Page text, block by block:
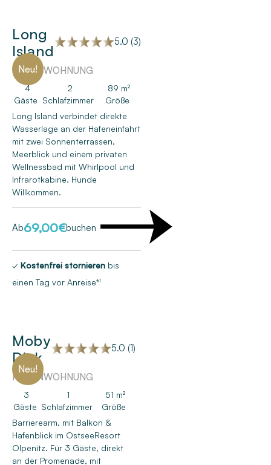
Neu!
Long
Island
5.0 (3)
FERIENWOHNUNG
4
Gäste
2
Schlafzimmer
89 m²
Größe
Long Island verbindet direkte
Wasserlage an der Hafeneinfahrt
mit zwei Sonnenterrassen,
Meerblick und einem privaten
Wellnessbad mit Whirlpool und
Infrarotkabine. Hunde
Willkommen.
Ab69,00€buchen
✓ Kostenfrei stornieren bis
einen Tag vor Anreise*¹
Neu!
Moby
Dick
5.0 (1)
FERIENWOHNUNG
3
Gäste
1
Schlafzimmer
51 m²
Größe
Barrierearm, mit Balkon &
Hafenblick im OstseeResort
Olpenitz. Für 3 Gäste, direkt
an der Promenade, mit